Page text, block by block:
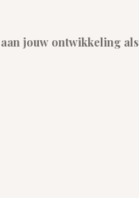
jouw ontwikkeling als